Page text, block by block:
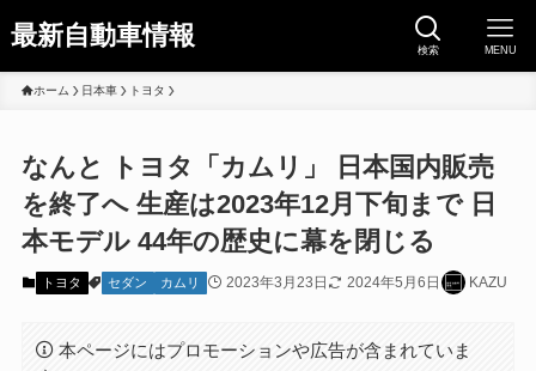
最新自動車情報 検索 MENU
ホーム 日本車 トヨタ
なんと トヨタ「カムリ」 日本国内販売
を終了へ 生産は2023年12月下旬まで 日
本モデル 44年の歴史に幕を閉じる
トヨタ セダン カムリ 2023年3月23日 2024年5月6日 KAZU
本ページにはプロモーションや広告が含まれていま